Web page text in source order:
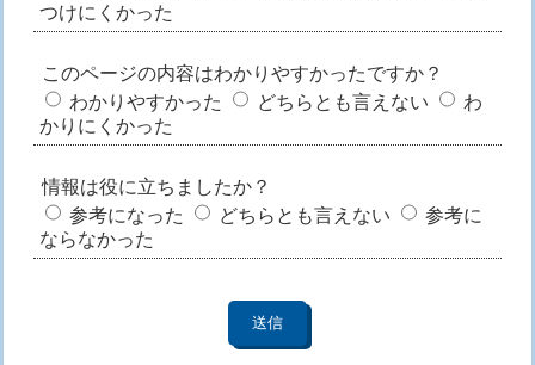
つけにくかった
このページの内容はわかりやすかったですか？
わかりやすかった
どちらとも言えない
わ
かりにくかった
情報は役に立ちましたか？
参考になった
どちらとも言えない
参考に
ならなかった